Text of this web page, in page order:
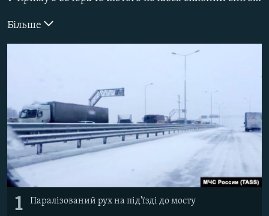
Русский
Qırımtatar
Усі сайти RFE/RL
Більше
1 Паралізований рух на під'їзді до мосту